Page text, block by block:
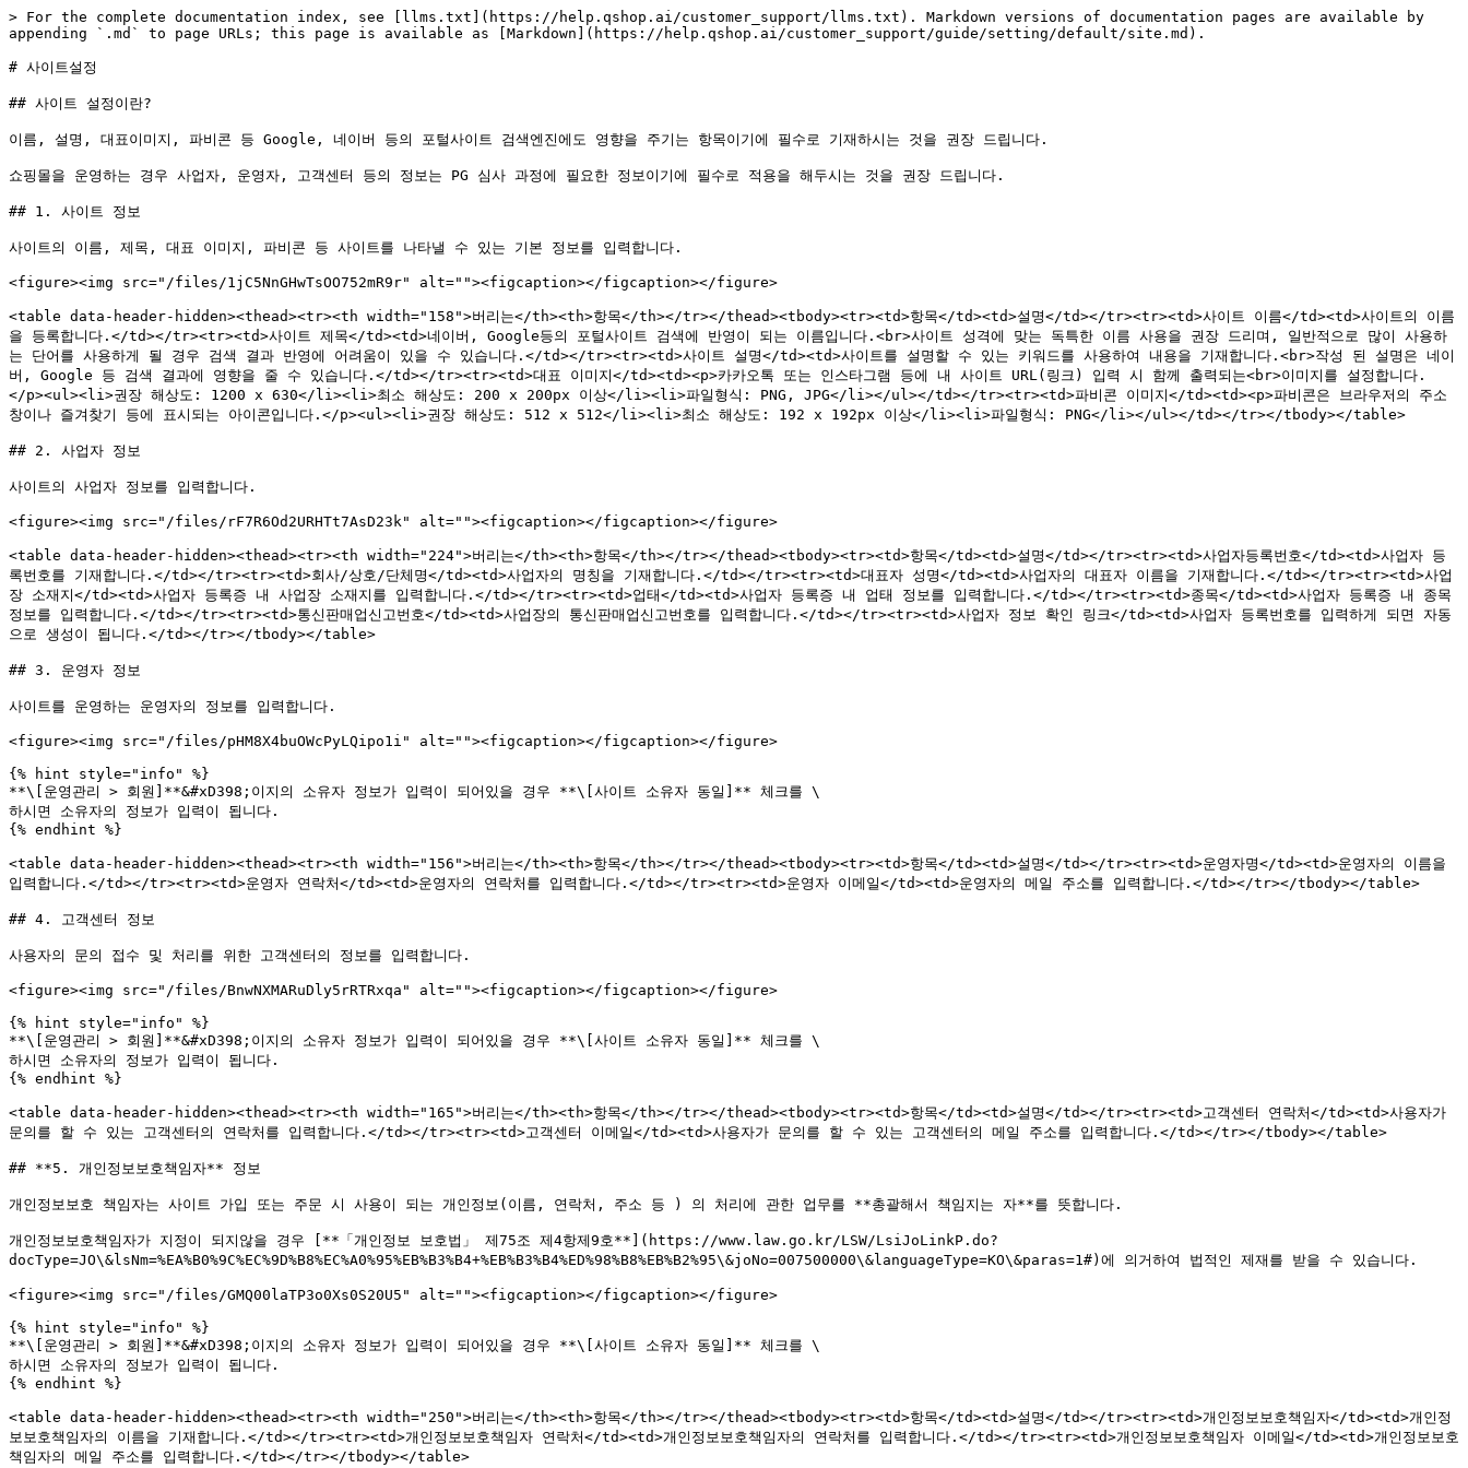
> For the complete documentation index, see [llms.txt](https://help.qshop.ai/customer_support/llms.txt). Markdown versions of documentation pages are available by
appending `.md` to page URLs; this page is available as [Markdown](https://help.qshop.ai/customer_support/guide/setting/default/site.md).
# 사이트설정
## 사이트 설정이란?
이름, 설명, 대표이미지, 파비콘 등 Google, 네이버 등의 포털사이트 검색엔진에도 영향을 주기는 항목이기에 필수로 기재하시는 것을 권장 드립니다.
쇼핑몰을 운영하는 경우 사업자, 운영자, 고객센터 등의 정보는 PG 심사 과정에 필요한 정보이기에 필수로 적용을 해두시는 것을 권장 드립니다.
## 1. 사이트 정보
사이트의 이름, 제목, 대표 이미지, 파비콘 등 사이트를 나타낼 수 있는 기본 정보를 입력합니다.
<figure><img src="/files/1jC5NnGHwTsOO752mR9r" alt=""><figcaption></figcaption></figure>
<table data-header-hidden><thead><tr><th width="158">버리는</th><th>항목</th></tr></thead><tbody><tr><td>항목</td><td>설명</td></tr><tr><td>사이트 이름</td><td>사이트의 이름
을 등록합니다.</td></tr><tr><td>사이트 제목</td><td>네이버, Google등의 포털사이트 검색에 반영이 되는 이름입니다.<br>사이트 성격에 맞는 독특한 이름 사용을 권장 드리며, 일반적으로 많이 사용하
는 단어를 사용하게 될 경우 검색 결과 반영에 어려움이 있을 수 있습니다.</td></tr><tr><td>사이트 설명</td><td>사이트를 설명할 수 있는 키워드를 사용하여 내용을 기재합니다.<br>작성 된 설명은 네이
버, Google 등 검색 결과에 영향을 줄 수 있습니다.</td></tr><tr><td>대표 이미지</td><td><p>카카오톡 또는 인스타그램 등에 내 사이트 URL(링크) 입력 시 함께 출력되는<br>이미지를 설정합니다.
</p><ul><li>권장 해상도: 1200 x 630</li><li>최소 해상도: 200 x 200px 이상</li><li>파일형식: PNG, JPG</li></ul></td></tr><tr><td>파비콘 이미지</td><td><p>파비콘은 브라우저의 주소
창이나 즐겨찾기 등에 표시되는 아이콘입니다.</p><ul><li>권장 해상도: 512 x 512</li><li>최소 해상도: 192 x 192px 이상</li><li>파일형식: PNG</li></ul></td></tr></tbody></table>
## 2. 사업자 정보
사이트의 사업자 정보를 입력합니다.
<figure><img src="/files/rF7R6Od2URHTt7AsD23k" alt=""><figcaption></figcaption></figure>
<table data-header-hidden><thead><tr><th width="224">버리는</th><th>항목</th></tr></thead><tbody><tr><td>항목</td><td>설명</td></tr><tr><td>사업자등록번호</td><td>사업자 등
록번호를 기재합니다.</td></tr><tr><td>회사/상호/단체명</td><td>사업자의 명칭을 기재합니다.</td></tr><tr><td>대표자 성명</td><td>사업자의 대표자 이름을 기재합니다.</td></tr><tr><td>사업
장 소재지</td><td>사업자 등록증 내 사업장 소재지를 입력합니다.</td></tr><tr><td>업태</td><td>사업자 등록증 내 업태 정보를 입력합니다.</td></tr><tr><td>종목</td><td>사업자 등록증 내 종목
정보를 입력합니다.</td></tr><tr><td>통신판매업신고번호</td><td>사업장의 통신판매업신고번호를 입력합니다.</td></tr><tr><td>사업자 정보 확인 링크</td><td>사업자 등록번호를 입력하게 되면 자동
으로 생성이 됩니다.</td></tr></tbody></table>
## 3. 운영자 정보
사이트를 운영하는 운영자의 정보를 입력합니다.
<figure><img src="/files/pHM8X4buOWcPyLQipo1i" alt=""><figcaption></figcaption></figure>
{% hint style="info" %}
**\[운영관리 > 회원]**&#xD398;이지의 소유자 정보가 입력이 되어있을 경우 **\[사이트 소유자 동일]** 체크를 \
하시면 소유자의 정보가 입력이 됩니다.
{% endhint %}
<table data-header-hidden><thead><tr><th width="156">버리는</th><th>항목</th></tr></thead><tbody><tr><td>항목</td><td>설명</td></tr><tr><td>운영자명</td><td>운영자의 이름을
입력합니다.</td></tr><tr><td>운영자 연락처</td><td>운영자의 연락처를 입력합니다.</td></tr><tr><td>운영자 이메일</td><td>운영자의 메일 주소를 입력합니다.</td></tr></tbody></table>
## 4. 고객센터 정보
사용자의 문의 접수 및 처리를 위한 고객센터의 정보를 입력합니다.
<figure><img src="/files/BnwNXMARuDly5rRTRxqa" alt=""><figcaption></figcaption></figure>
{% hint style="info" %}
**\[운영관리 > 회원]**&#xD398;이지의 소유자 정보가 입력이 되어있을 경우 **\[사이트 소유자 동일]** 체크를 \
하시면 소유자의 정보가 입력이 됩니다.
{% endhint %}
<table data-header-hidden><thead><tr><th width="165">버리는</th><th>항목</th></tr></thead><tbody><tr><td>항목</td><td>설명</td></tr><tr><td>고객센터 연락처</td><td>사용자가
문의를 할 수 있는 고객센터의 연락처를 입력합니다.</td></tr><tr><td>고객센터 이메일</td><td>사용자가 문의를 할 수 있는 고객센터의 메일 주소를 입력합니다.</td></tr></tbody></table>
## **5. 개인정보보호책임자** 정보
개인정보보호 책임자는 사이트 가입 또는 주문 시 사용이 되는 개인정보(이름, 연락처, 주소 등 ) 의 처리에 관한 업무를 **총괄해서 책임지는 자**를 뜻합니다.
개인정보보호책임자가 지정이 되지않을 경우 [**「개인정보 보호법」 제75조 제4항제9호**](https://www.law.go.kr/LSW/LsiJoLinkP.do?
docType=JO\&lsNm=%EA%B0%9C%EC%9D%B8%EC%A0%95%EB%B3%B4+%EB%B3%B4%ED%98%B8%EB%B2%95\&joNo=007500000\&languageType=KO\&paras=1#)에 의거하여 법적인 제재를 받을 수 있습니다.
<figure><img src="/files/GMQ00laTP3o0Xs0S20U5" alt=""><figcaption></figcaption></figure>
{% hint style="info" %}
**\[운영관리 > 회원]**&#xD398;이지의 소유자 정보가 입력이 되어있을 경우 **\[사이트 소유자 동일]** 체크를 \
하시면 소유자의 정보가 입력이 됩니다.
{% endhint %}
<table data-header-hidden><thead><tr><th width="250">버리는</th><th>항목</th></tr></thead><tbody><tr><td>항목</td><td>설명</td></tr><tr><td>개인정보보호책임자</td><td>개인정
보보호책임자의 이름을 기재합니다.</td></tr><tr><td>개인정보보호책임자 연락처</td><td>개인정보보호책임자의 연락처를 입력합니다.</td></tr><tr><td>개인정보보호책임자 이메일</td><td>개인정보보호